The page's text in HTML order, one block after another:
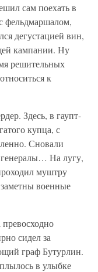
сам поехать в
фельдмаршалом,
дегустацией вин,
кампании. Ну
решительных
к
Здесь, в гаупт-
купца, с
Сновали
генералы… На лугу,
муштру
военные
сидел за
граф Бутурлин.
в улыбке